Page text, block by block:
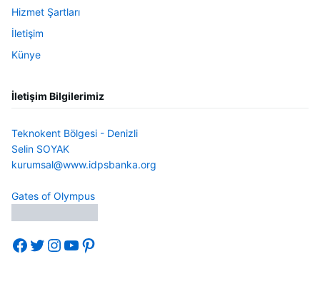
Hizmet Şartları
İletişim
Künye
İletişim Bilgilerimiz
Teknokent Bölgesi - Denizli
Selin SOYAK
kurumsal@www.idpsbanka.org
Gates of Olympus
Facebook
Twitter
Instagram
YouTube
Pinterest